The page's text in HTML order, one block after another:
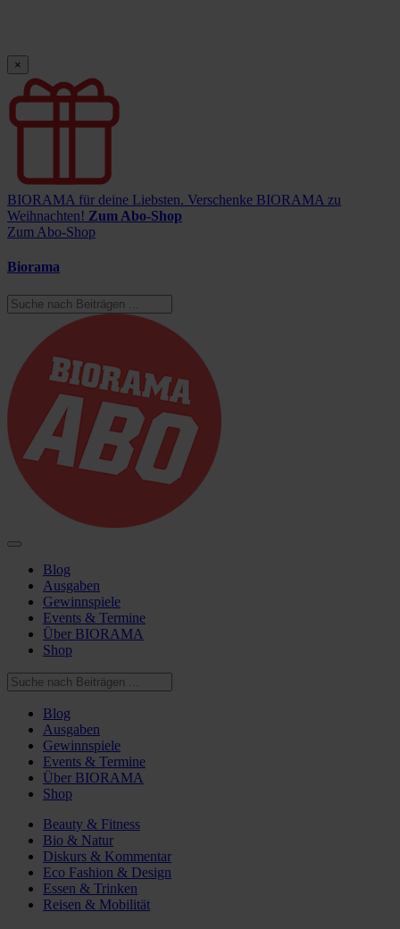
×
BIORAMA für deine Liebsten. Verschenke BIORAMA zu
Weihnachten! Zum Abo-Shop
Zum Abo-Shop
Biorama
Blog
Ausgaben
Gewinnspiele
Events & Termine
Über BIORAMA
Shop
Blog
Ausgaben
Gewinnspiele
Events & Termine
Über BIORAMA
Shop
Beauty & Fitness
Bio & Natur
Diskurs & Kommentar
Eco Fashion & Design
Essen & Trinken
Reisen & Mobilität